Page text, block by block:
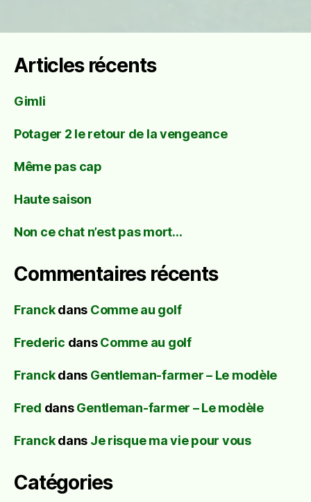
Articles récents
Gimli
Potager 2 le retour de la vengeance
Même pas cap
Haute saison
Non ce chat n’est pas mort…
Commentaires récents
Franckdans Comme au golf
Frederic dansComme au golf
Franckdans Gentleman-farmer – Le modèle
Fred dansGentleman-farmer – Le modèle
Franckdans Je risque ma vie pour vous
Catégories